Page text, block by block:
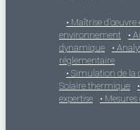
• Maîtrise
environnement
•
dynamique
•
réglementaire
• Simulation de la
Solaire thermique
expertise
•